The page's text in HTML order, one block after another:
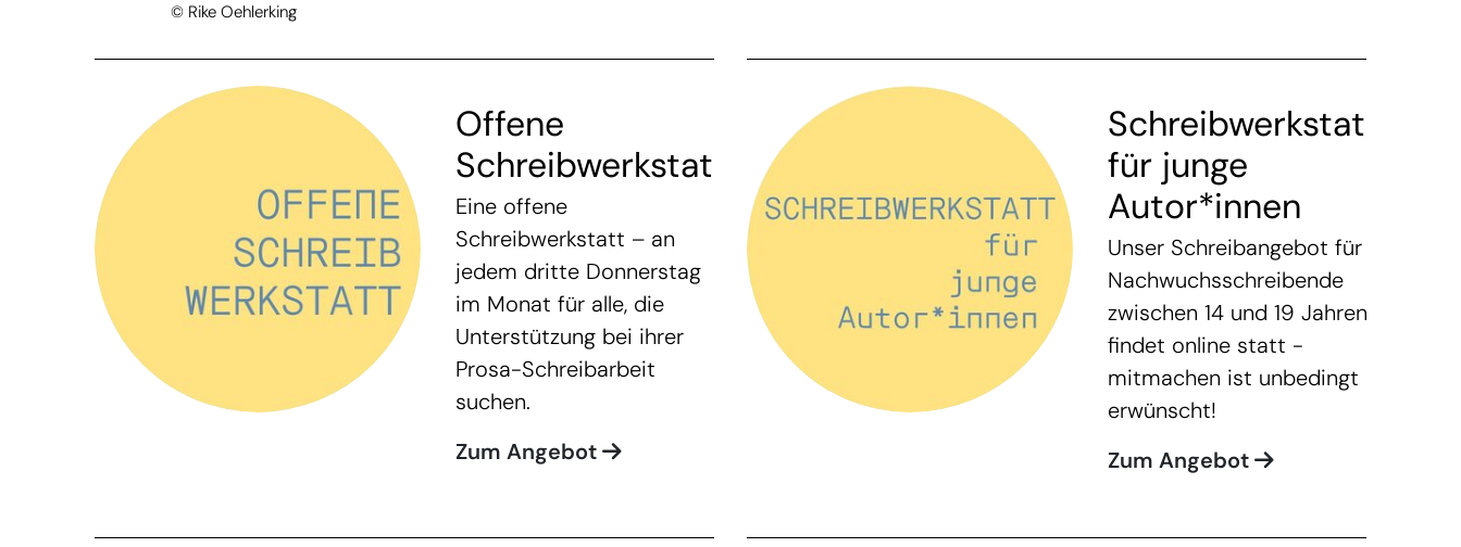
© Rike Oehlerking
Offene
Schreibwerkstatt
Eine offene
Schreibwerkstatt – an
jedem dritte Donnerstag
im Monat für alle, die
Unterstützung bei ihrer
Prosa-Schreibarbeit
suchen.
Zum Angebot
Schreibwerkstatt
für junge
Autor*innen
Unser Schreibangebot für
Nachwuchsschreibende
zwischen 14 und 19 Jahren
findet online statt -
mitmachen ist unbedingt
erwünscht!
Zum Angebot